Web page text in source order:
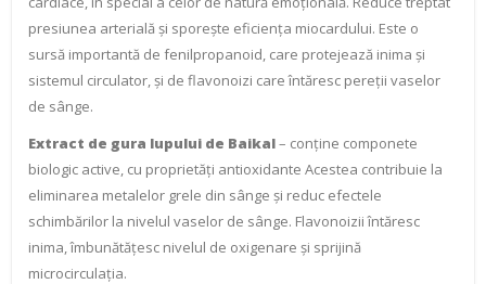
presiunea arterială și sporește eficiența miocardului. Este o
sursă importantă de fenilpropanoid, care protejează inima și
sistemul circulator, și de flavonoizi care întăresc pereții vaselor
de sânge.
Extract de gura lupului de Baikal– conține componete
biologic active, cu proprietăți antioxidante Acestea contribuie la
eliminarea metalelor grele din sânge și reduc efectele
schimbărilor la nivelul vaselor de sânge. Flavonoizii întăresc
inima, îmbunătățesc nivelul de oxigenare și sprijină
microcirculația.